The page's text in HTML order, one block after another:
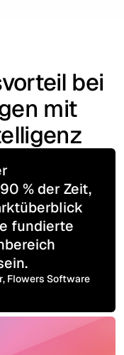
bei
mit
% der Zeit,
fundierte
Flowers Software